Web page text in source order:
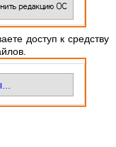
доступ к средству